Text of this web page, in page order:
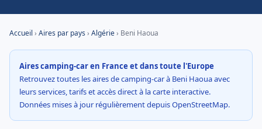
Accueil › Aires par pays› Algérie› Beni Haoua
Aires camping-car en France et dans toute l'Europe
Retrouvez toutes les aires de camping-car à Beni Haoua avec
leurs services, tarifs et accès direct à la carte interactive.
Données mises à jour régulièrement depuis OpenStreetMap.